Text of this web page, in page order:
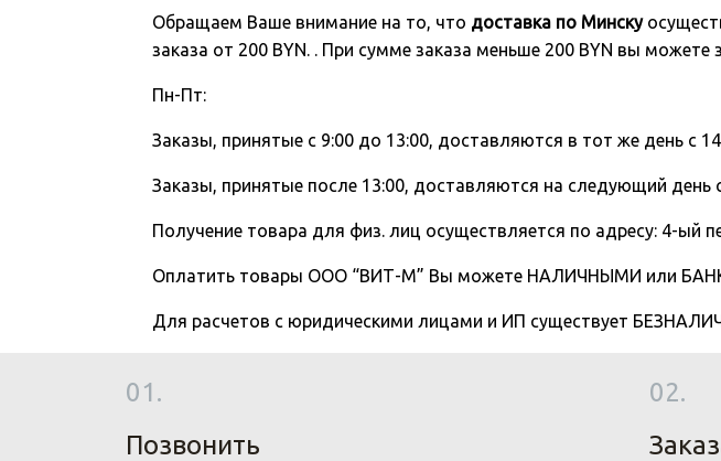
Обращаем Ваше внимание на то, что доставка по Минску
заказа от 200 BYN. . При сумме заказа меньше 200 BYN вы
Пн-Пт:
Заказы, принятые с 9:00 до 13:00, доставляются в тот же день с
Заказы, принятые после 13:00, доставляются на следующий день
Получение товара для физ. лиц осуществляется по адресу: 4-ый
Оплатить товары ООО “ВИТ-М” Вы можете НАЛИЧНЫМИ или
Для расчетов с юридическими лицами и ИП существует
01.
Позвонить
02.